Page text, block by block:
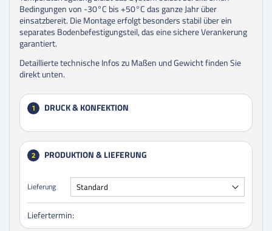
Bedingungen von -30°C bis +50°C das ganze Jahr über
einsatzbereit. Die Montage erfolgt besonders stabil über ein
separates Bodenbefestigungsteil, das eine sichere Verankerung
garantiert.
Detaillierte technische Infos zu Maßen und Gewicht finden Sie
direkt unten.
1 DRUCK & KONFEKTION
2 PRODUKTION & LIEFERUNG
Lieferung
Liefertermin: